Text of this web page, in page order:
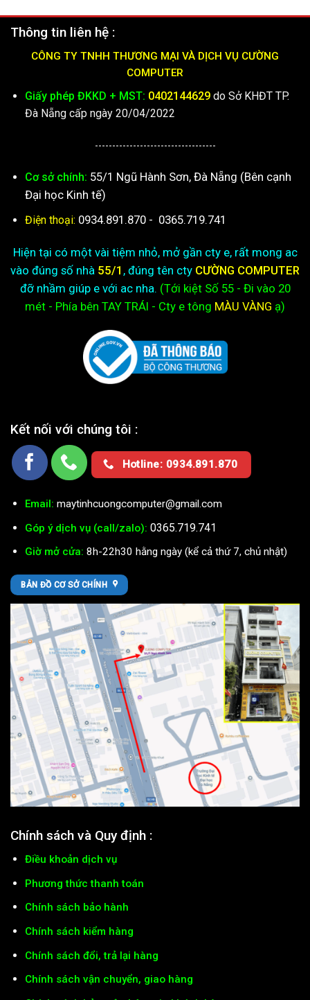
Thông tin liên hệ :
CÔNG TY TNHH THƯƠNG MẠI VÀ DỊCH VỤ CƯỜNG
COMPUTER
Giấy phép ĐKKD + MST: 0402144629do Sở KHĐT TP.
Đà Nẵng cấp ngày 20/04/2022
-----------------------------------
Cơ sở chính: 55/1 Ngũ Hành Sơn, Đà Nẵng (Bên cạnh
Đại học Kinh tế)
Điện thoại: 0934.891.870 - 0365.719.741
Hiện tại có một vài tiệm nhỏ, mở gần cty e, rất mong ac
vào đúng số nhà 55/1 , đúng tên cty CƯỜNG COMPUTER
đỡ nhầm giúp e với ac nha. (Tới kiệtSố 55 - Đi vào 20
mét - Phía bên TAY TRÁI - Cty e tông MÀU VÀNG ạ)
Kết nối với chúng tôi :
Hotline: 0934.891.870
Email: maytinhcuongcomputer@gmail.com
Góp ý dịch vụ (call/zalo): 0365.719.741
Giờ mở cửa: 8h-22h30 hằng ngày (kể cả thứ 7, chủ nhật)
BẢN ĐỒ CƠ SỞ CHÍNH
Chính sách và Quy định :
Điều khoản dịch vụ
Phương thức thanh toán
Chính sách bảo hành
Chính sách kiểm hàng
Chính sách đổi, trả lại hàng
Chính sách vận chuyển, giao hàng